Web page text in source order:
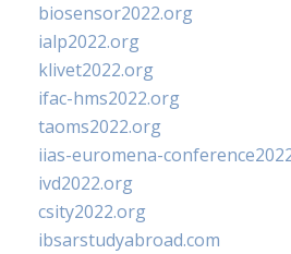
biosensor2022.org
ialp2022.org
klivet2022.org
ifac-hms2022.org
taoms2022.org
iias-euromena-
ivd2022.org
csity2022.org
ibsarstudyabroad.com